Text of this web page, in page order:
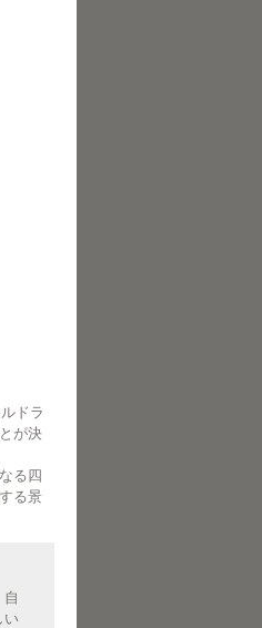
ドラ
が決
る四
る景
い